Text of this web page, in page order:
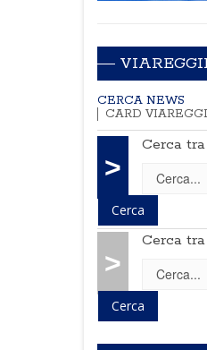
CERCA NEWS
CARD
>
Cerca
>
Cerca